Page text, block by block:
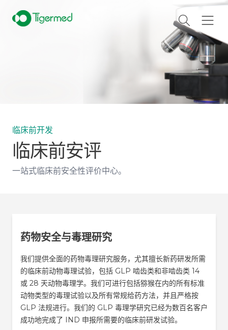
临床前开发
临床前安评
一站式临床前安全性评价中心。
药物安全与毒理研究
我们提供全面的药物毒理研究服务，尤其擅长新药研发所需
的临床前动物毒理试验，包括 GLP 啮齿类和非啮齿类 14
或 28 天动物毒理学。我们可进行包括猕猴在内的所有标准
动物类型的毒理试验以及所有常规给药方法，并且严格按
GLP 法规进行。我们的 GLP 毒理学研究已经为数百名客户
成功地完成了 IND 申报所需要的临床前研发试验。